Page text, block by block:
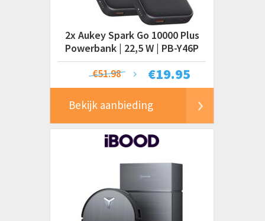
2x Aukey Spark Go 10000 Plus
Powerbank | 22,5 W | PB-Y46P
€19.95
€51.98
Bekijk aanbieding